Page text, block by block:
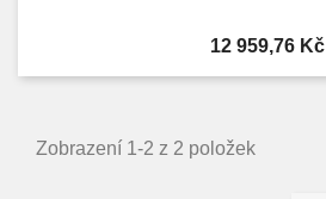
Cena
12 959,76 Kč
Zobrazení 1-2 z 2 položek